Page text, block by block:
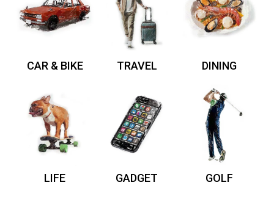
CAR & BIKE TRAVEL DINING
LIFE GADGET GOLF